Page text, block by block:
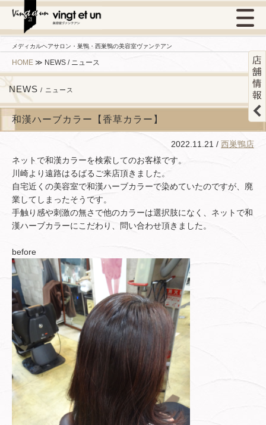
メディカルヘアサロン・巣鴨・西巣鴨の美容室ヴァンテアン
HOME ≫ NEWS / ニュース
NEWS / ニュース
和漢ハーブカラー【香草カラー】
2022.11.21 / 西巣鴨店
ネットで和漢カラーを検索してのお客様です。
川崎より遠路はるばるご来店頂きました。
自宅近くの美容室で和漢ハーブカラーで染めていたのですが、廃
業してしまったそうです。
手触り感や刺激の無さで他のカラーは選択肢になく、ネットで和
漢ハーブカラーにこだわり、問い合わせ頂きました。
before